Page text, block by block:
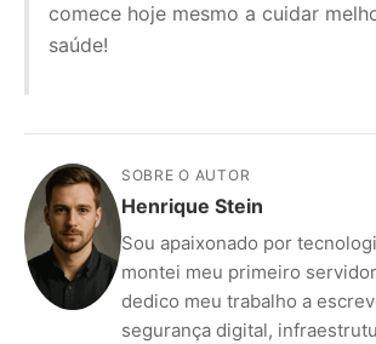
comece hoje mesmo a cuidar
saúde!
SOBRE O AUTOR
Henrique Stein
Sou apaixonado por
montei meu primeiro
dedico meu trabalho a
segurança digital,